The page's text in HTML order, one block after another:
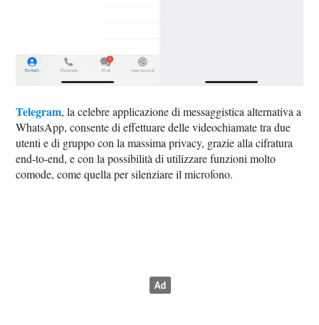
Telegram, la celebre applicazione di messaggistica alternativa a
WhatsApp, consente di effettuare delle videochiamate tra due
utenti e di gruppo con la massima privacy, grazie alla cifratura
end-to-end, e con la possibilità di utilizzare funzioni molto
comode, come quella per silenziare il microfono.